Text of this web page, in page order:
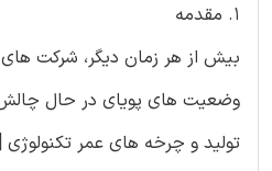
1. مقدمه
بیش از هر زمان دیگر، شرکت